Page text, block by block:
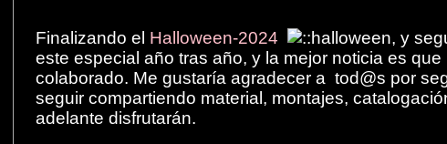
Finalizando el Halloween-2024
, y
este especial año tras año, y la mejor noticia es
colaborado. Me gustaría agradecer a tod@s por
seguir compartiendo material, montajes,
adelante disfrutarán.